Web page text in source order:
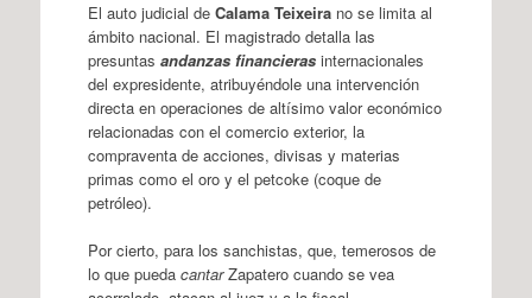
El auto judicial de Calama Teixeirano se limita al
ámbito nacional. El magistrado detalla las
presuntas andanzas financierasinternacionales
del expresidente, atribuyéndole una intervención
directa en operaciones de altísimo valor económico
relacionadas con el comercio exterior, la
compraventa de acciones, divisas y materias
primas como el oro y el petcoke (coque de
petróleo).
Por cierto, para los sanchistas, que, temerosos de
lo que pueda cantarZapatero cuando se vea